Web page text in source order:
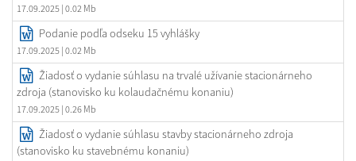
17.09.2025 | 0.02 Mb
Podanie podľa odseku 15 vyhlášky
17.09.2025 | 0.02 Mb
Žiadosť o vydanie súhlasu na trvalé užívanie stacionárneho
zdroja (stanovisko ku kolaudačnému konaniu)
17.09.2025 | 0.26 Mb
Žiadosť o vydanie súhlasu stavby stacionárneho zdroja
(stanovisko ku stavebnému konaniu)